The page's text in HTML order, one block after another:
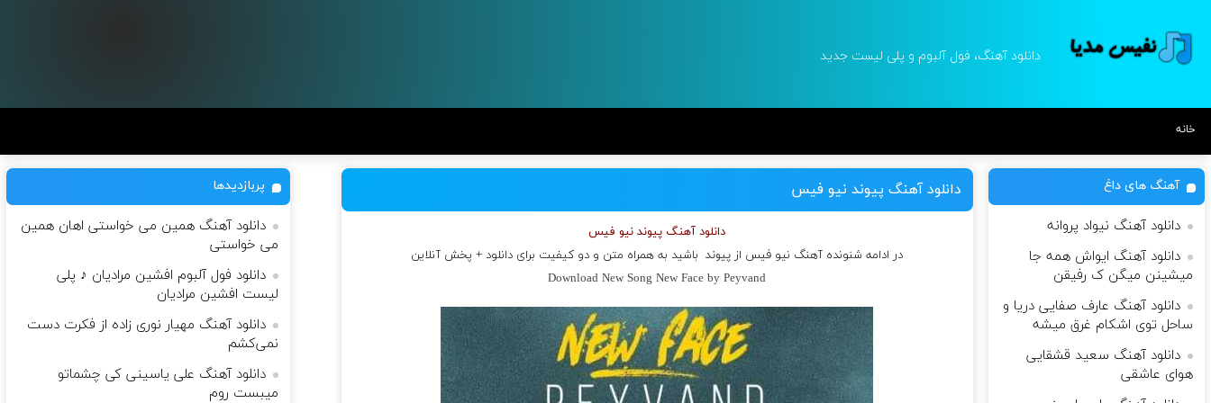
دانلود آهنگ، فول آلبوم و پلی لیست جدید
خانه
دانلود آهنگ پیوند نیو فیس
دانلود آهنگ پیوند نیو فیس
در ادامه شنونده آهنگ نیو فیس از پیوندباشید به همراه متن و دو کیفیت برای دانلود + پخش آنلاین
Download New Song New Face by Peyvand
آهنگ های داغ
دانلود آهنگ نیواد پروانه
دانلود آهنگ ایواش همه جا
میشینن میگن ک رفیقن
دانلود آهنگ عارف صفایی دریا و
ساحل توی اشکام غرق میشه
دانلود آهنگ سعید قشقایی
هوای عاشقی
پربازدیدها
دانلود آهنگ همین می خواستی اهان همین
می خواستی
دانلود فول آلبوم افشین مرادیان ♪ پلی
لیست افشین مرادیان
دانلود آهنگ مهیار نوری زاده از فکرت دست
نمی‌کشم
دانلود آهنگ علی یاسینی کی چشماتو
میبست روم